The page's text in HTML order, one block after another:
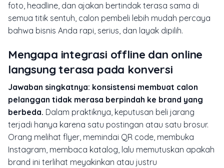
foto, headline, dan ajakan bertindak terasa sama di
semua titik sentuh, calon pembeli lebih mudah percaya
bahwa bisnis Anda rapi, serius, dan layak dipilih.
Mengapa integrasi offline dan online
langsung terasa pada konversi
Jawaban singkatnya: konsistensi membuat calon
pelanggan tidak merasa berpindah ke brand yang
berbeda. Dalam praktiknya, keputusan beli jarang
terjadi hanya karena satu postingan atau satu brosur.
Orang melihat flyer, memindai QR code, membuka
Instagram, membaca katalog, lalu memutuskan apakah
brand ini terlihat meyakinkan atau justru